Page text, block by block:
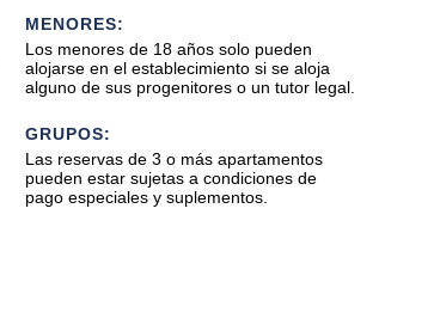
MENORES:
Los menores de 18 años solo pueden
alojarse en el establecimiento si se aloja
alguno de sus progenitores o un tutor legal.
GRUPOS:
Las reservas de 3 o más apartamentos
pueden estar sujetas a condiciones de
pago especiales y suplementos.